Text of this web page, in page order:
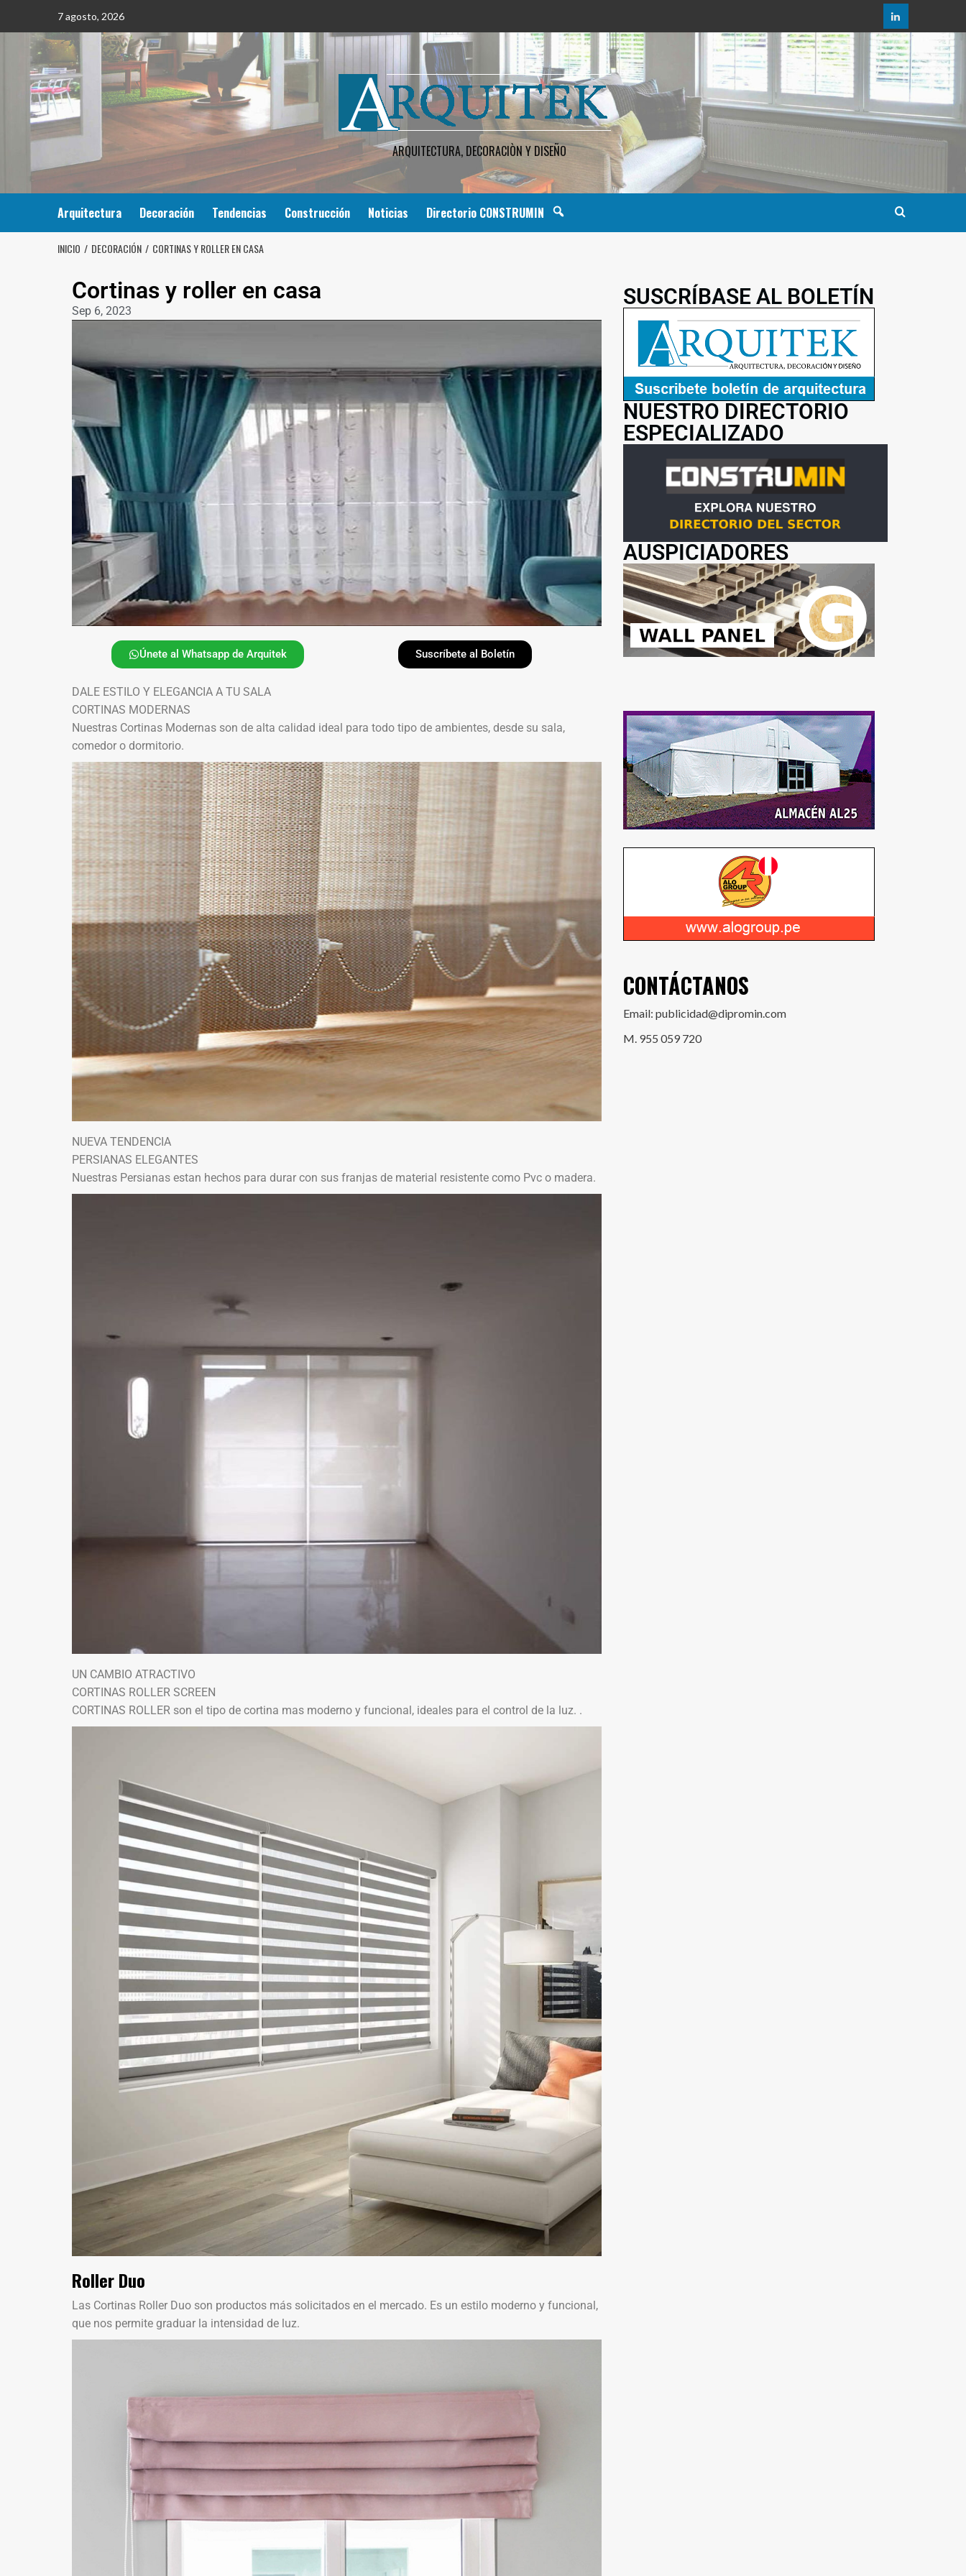
7 agosto, 2026
ARQUITECTURA, DECORACIÒN Y DISEÑO
Arquitectura Decoración Tendencias Construcción Noticias Directorio CONSTRUMIN
INICIO DECORACIÓN CORTINAS Y ROLLER EN CASA
Cortinas y roller en casa
Sep 6, 2023
Únete al Whatsapp de Arquitek Suscríbete al Boletín
DALE ESTILO Y ELEGANCIA A TU SALA
CORTINAS MODERNAS
Nuestras Cortinas Modernas son de alta calidad ideal para todo tipo de ambientes, desde su sala,
comedor o dormitorio.
NUEVA TENDENCIA
PERSIANAS ELEGANTES
Nuestras Persianas estan hechos para durar con sus franjas de material resistente como Pvc o madera.
UN CAMBIO ATRACTIVO
CORTINAS ROLLER SCREEN
CORTINAS ROLLER son el tipo de cortina mas moderno y funcional, ideales para el control de la luz. .
Roller Duo
Las Cortinas Roller Duo son productos más solicitados en el mercado. Es un estilo moderno y funcional,
que nos permite graduar la intensidad de luz.
SUSCRÍBASE AL BOLETÍN
NUESTRO DIRECTORIO
ESPECIALIZADO
AUSPICIADORES
CONTÁCTANOS
Email: publicidad@dipromin.com
M. 955 059 720